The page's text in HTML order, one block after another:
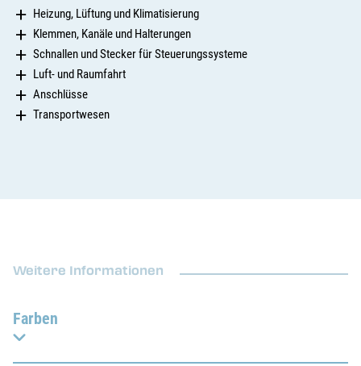
Heizung, Lüftung und Klimatisierung
Klemmen, Kanäle und Halterungen
Schnallen und Stecker für Steuerungssysteme
Luft- und Raumfahrt
Anschlüsse
Transportwesen
Weitere Informationen
Farben